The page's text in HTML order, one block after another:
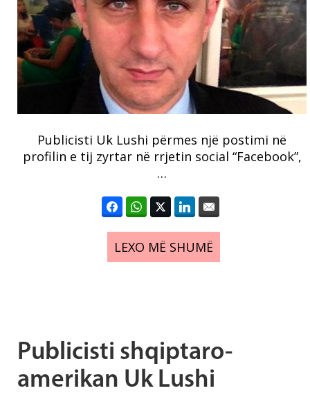
Publicisti Uk Lushi përmes një postimi në
profilin e tij zyrtar në rrjetin social “Facebook”,
…
LEXO MË SHUMË
Publicisti shqiptaro-
amerikan Uk Lushi